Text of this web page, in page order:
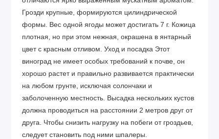
Грозди крупные, формируются цилиндрической
формы. Вес одной ягоды может достигать 7 г. Кожица
плотная, но при этом нежная, окрашена в янтарный
цвет с красным отливом. Уход и посадка Этот
виноград не имеет особых требований к почве, он
хорошо растет и правильно развивается практически
на любом грунте, исключая солончаки и
заболоченную местность. Высадка нескольких кустов
должна проводиться на расстоянии 2 метров друг от
друга. Чтобы снизить нагрузку на побеги от гроздьев,
следует становить под ними шпалеры.